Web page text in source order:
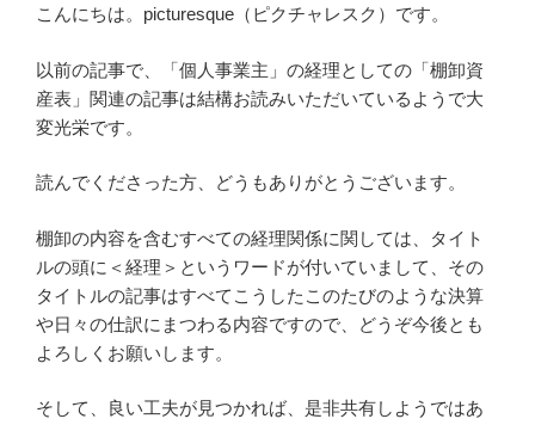
こんにちは。picturesque（ピクチャレスク）です。
以前の記事で、「個人事業主」の経理としての「棚卸資
産表」関連の記事は結構お読みいただいているようで大
変光栄です。
読んでくださった方、どうもありがとうございます。
棚卸の内容を含むすべての経理関係に関しては、タイト
ルの頭に＜経理＞というワードが付いていまして、その
タイトルの記事はすべてこうしたこのたびのような決算
や日々の仕訳にまつわる内容ですので、どうぞ今後とも
よろしくお願いします。
そして、良い工夫が見つかれば、是非共有しようではあ